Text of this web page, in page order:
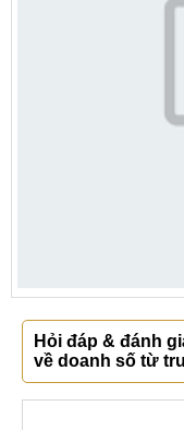
Hỏi đáp & đánh
về doanh số từ